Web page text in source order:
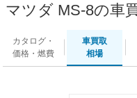
マツダ MS-8の車
カタログ・
価格・燃費
車買取
相場